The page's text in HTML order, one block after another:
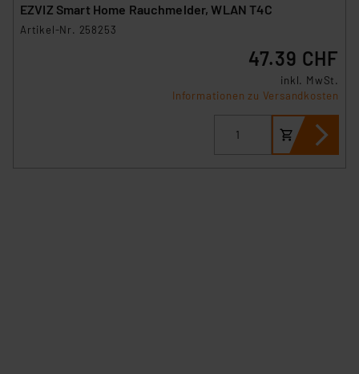
EZVIZ Smart Home Rauchmelder, WLAN T4C
Artikel-Nr. 258253
47.39 CHF
inkl. MwSt.
Informationen zu Versandkosten